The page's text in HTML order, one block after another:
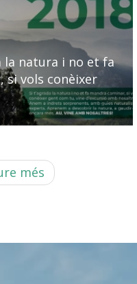
natura i no et fa
si vols conèixer
més